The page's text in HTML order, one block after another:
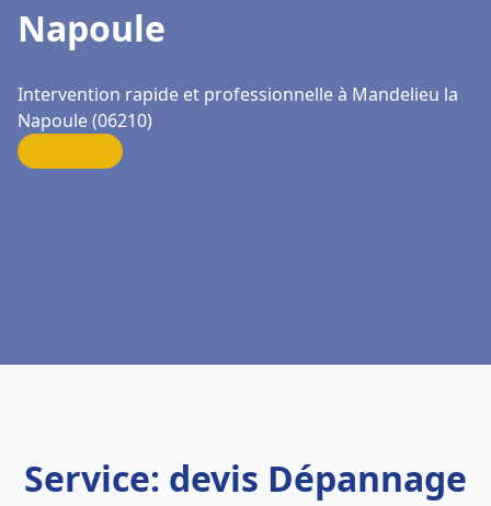
Napoule
Intervention rapide et professionnelle à Mandelieu la
Napoule (06210)
Service: devis Dépannage